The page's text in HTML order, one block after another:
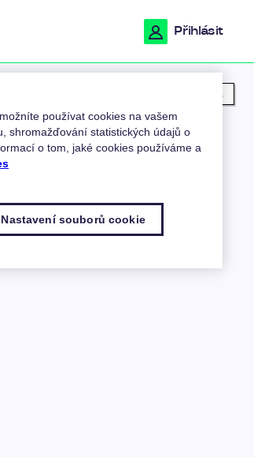
Přihlásit
Moje poloha
používat cookies na vašem
shromažďování statistických údajů o
o tom, jaké cookies používáme a
Nastavení souborů cookie